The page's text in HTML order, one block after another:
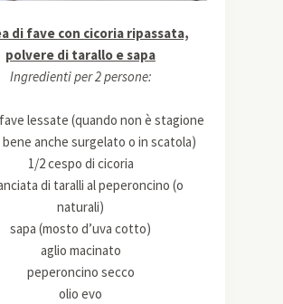
di fave con cicoria ripassata,
polvere di tarallo e sapa
Ingredienti per 2 persone:
lessate (quando non è stagione
anche surgelato o in scatola)
1/2 cespo di cicoria
di taralli al peperoncino (o
naturali)
sapa (mosto d’uva cotto)
aglio macinato
peperoncino secco
olio evo